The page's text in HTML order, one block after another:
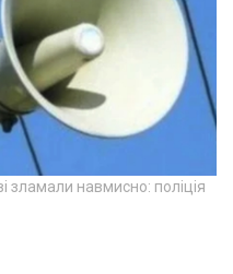
зламали навмисно: поліція